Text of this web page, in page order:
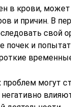
в крови, может
и причин. В
свой
почек и
могут